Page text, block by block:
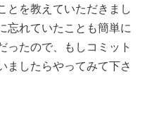
とを教えていただきまし
忘れていたことも簡単に
ったので、もしコミット
ましたらやってみて下さ